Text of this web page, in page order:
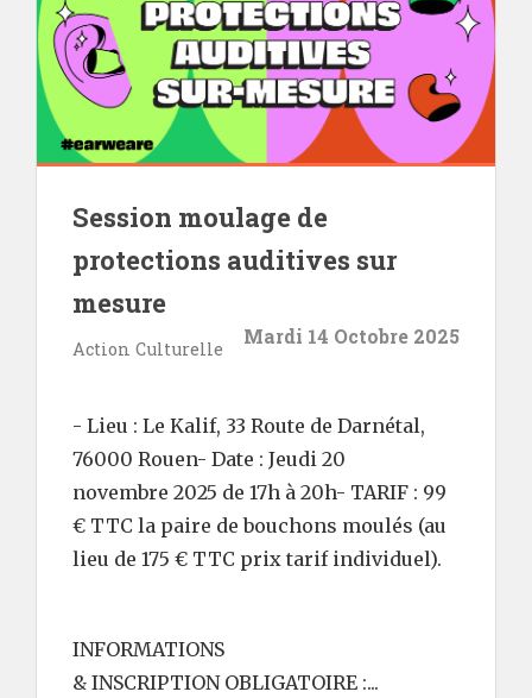
Session moulage de
protections auditives sur
mesure
Action Culturelle
Mardi 14 Octobre 2025
- Lieu : Le Kalif, 33 Route de Darnétal,
76000 Rouen- Date : Jeudi 20
novembre 2025 de 17h à 20h- TARIF : 99
€ TTC la paire de bouchons moulés (au
lieu de 175 € TTC prix tarif individuel).
INFORMATIONS
& INSCRIPTION OBLIGATOIRE :...